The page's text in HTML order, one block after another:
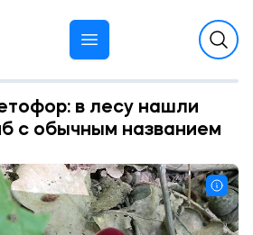
в лесу нашли
с обычным названием